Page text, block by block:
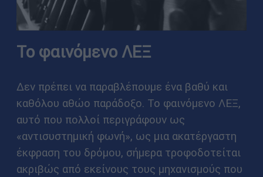
Το φαινόμενο ΛΕΞ
Δεν πρέπει να παραβλέπουμε ένα βαθύ και
καθόλου αθώο παράδοξο. Το φαινόμενο ΛΕΞ,
αυτό που πολλοί περιγράφουν ως
«αντισυστημική φωνή», ως μια ακατέργαστη
έκφραση του δρόμου, σήμερα τροφοδοτείται
ακριβώς από εκείνους τους μηχανισμούς που